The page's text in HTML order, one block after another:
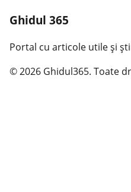
Ghidul 365
Portal cu articole utile și
© 2026 Ghidul365. Toate